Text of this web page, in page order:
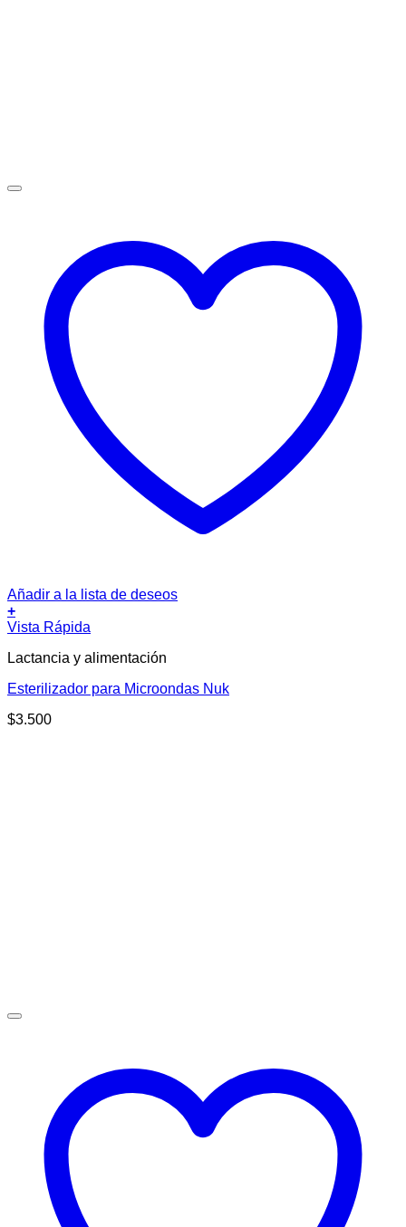
Añadir a la lista de deseos
+
Vista Rápida
Lactancia y alimentación
Esterilizador para Microondas Nuk
$3.500